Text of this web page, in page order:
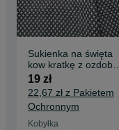
Sukienka na święta
kow kratkę z ozdobną
złotą taśma rozmiar
104/110
19 zł
22,67 zł z Pakietem
Ochronnym
Kobyłka